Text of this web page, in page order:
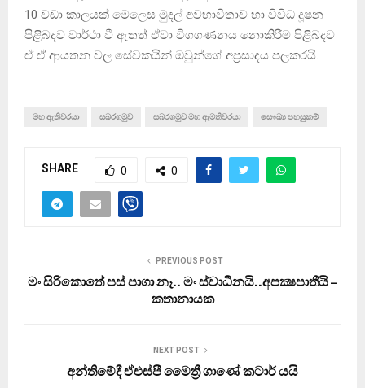
10 වඩා කාලයක් මෙලෙස මුදල් අවභාවිතාව හා විවිධ දූෂන
පිළිබදව වාර්ථා වී ඇතත් ඒවා විගගණනය නොකිරීම පිළිබදව
ඒ ඒ ආයතන වල සේවකයින් ඔවුන්ගේ අප්‍රසාදය පලකරයි.
මහ ඇතිවරයා සබරගමුව සබරගමුව මහ ඇමතිවරයා සෞඛ්‍ය පහසුකම්
SHARE 0 0
PREVIOUS POST
මං සිරිකොතේ පස් පාගා නෑ.. මං ස්වාධීනයි..අපක්‍ෂපාතීයි –
කතානායක
NEXT POST
අන්තිමේදී ඒඑස්පී මෛත්‍රී ගාණේ කටාර් යයි